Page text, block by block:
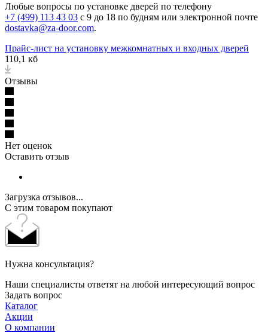
Любые вопросы по установке дверей по телефону
+7 (499) 113 43 03 с 9 до 18 по будням или электронной почте
dostavka@za-door.com.
Прайс-лист на установку межкомнатных и входных дверей
110,1 кб
Отзывы
Нет оценок
Оставить отзыв
Загрузка отзывов...
С этим товаром покупают
Нужна консультация?
Наши специалисты ответят на любой интересующий вопрос
Задать вопрос
Каталог
Акции
О компании